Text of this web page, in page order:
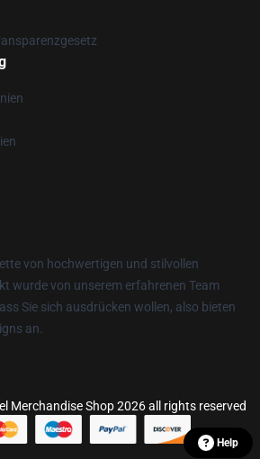
von hochwertigen und stilvollen
wurde von unserem erfahrenen Team
Sie sich ausdrücken wollen, also bieten
an.
Merchandise Shop 2026 all rights reserved
Help